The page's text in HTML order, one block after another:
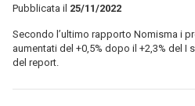
Pubblicata il 25/11/2022
Secondo l’ultimo rapporto Nomisma i
aumentati del +0,5% dopo il +2,3% del
del report.